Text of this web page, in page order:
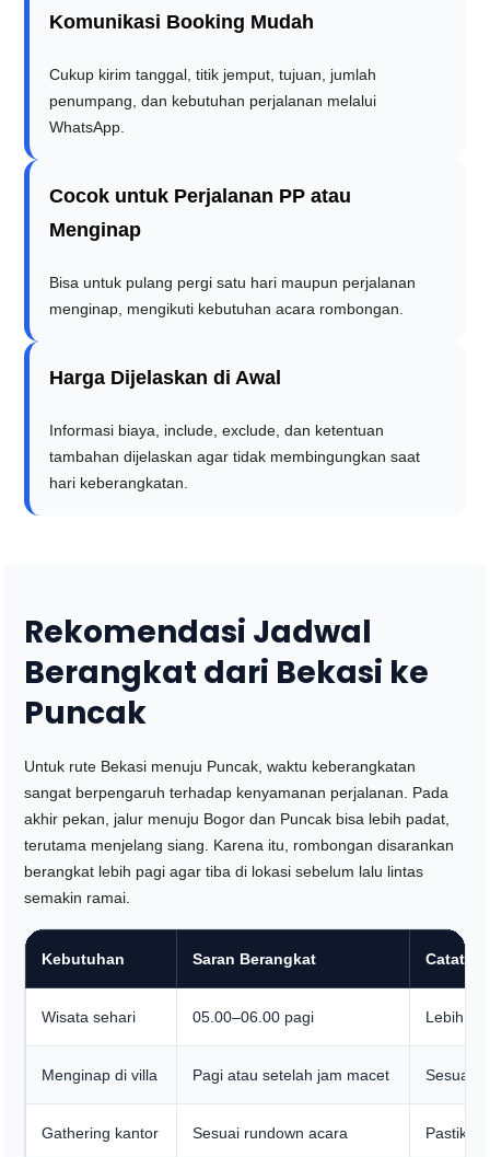
Komunikasi Booking Mudah
Cukup kirim tanggal, titik jemput, tujuan, jumlah
penumpang, dan kebutuhan perjalanan melalui
WhatsApp.
Cocok untuk Perjalanan PP atau
Menginap
Bisa untuk pulang pergi satu hari maupun perjalanan
menginap, mengikuti kebutuhan acara rombongan.
Harga Dijelaskan di Awal
Informasi biaya, include, exclude, dan ketentuan
tambahan dijelaskan agar tidak membingungkan saat
hari keberangkatan.
Rekomendasi Jadwal
Berangkat dari Bekasi ke
Puncak
Untuk rute Bekasi menuju Puncak, waktu keberangkatan
sangat berpengaruh terhadap kenyamanan perjalanan. Pada
akhir pekan, jalur menuju Bogor dan Puncak bisa lebih padat,
terutama menjelang siang. Karena itu, rombongan disarankan
berangkat lebih pagi agar tiba di lokasi sebelum lalu lintas
semakin ramai.
Kebutuhan Saran Berangkat Catatan
Wisata sehari 05.00–06.00 pagi Lebih
Menginap di villa Pagi atau setelah jam macet
Gathering kantor Sesuai rundown acara Pastikan